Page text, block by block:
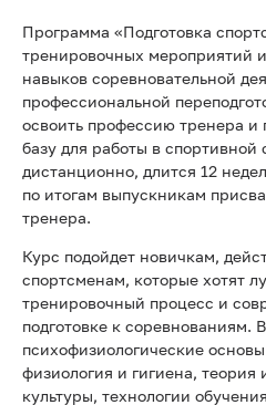
Программа «Подготовка
тренировочных мероприятий
навыков соревновательной
профессиональной
освоить профессию тренера и
базу для работы в
дистанционно, длится 12
по итогам выпускникам
тренера.
Курс подойдет новичкам,
спортсменам, которые хотят
тренировочный процесс и
подготовке к соревнованиям.
психофизиологические
физиология и гигиена, теория
культуры, технологии